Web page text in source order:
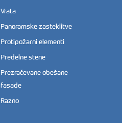
Vrata
Panoramske zasteklitve
Protipožarni elementi
Predelne stene
Prezračevane obešane
fasade
Razno